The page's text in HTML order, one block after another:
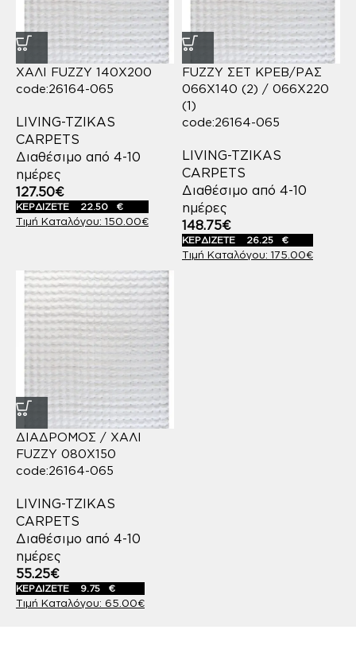
ΧΑΛΙ FUZZY 140X200
code:26164-065
LIVING-TZIKAS
CARPETS
Διαθέσιμο από 4-10
ημέρες
150.00€
127.50€
ΚΕΡΔΙΖΕΤΕ 22.50 €
FUZZY ΣΕΤ ΚΡΕΒ/ΡΑΣ
066Χ140 (2) / 066Χ220
(1)
code:26164-065
LIVING-TZIKAS
CARPETS
Διαθέσιμο από 4-10
ημέρες
175.00€
148.75€
ΚΕΡΔΙΖΕΤΕ 26.25 €
ΔΙΑΔΡΟΜΟΣ / ΧΑΛΙ
FUZZY 080X150
code:26164-065
LIVING-TZIKAS
CARPETS
Διαθέσιμο από 4-10
ημέρες
65.00€
55.25€
ΚΕΡΔΙΖΕΤΕ 9.75 €